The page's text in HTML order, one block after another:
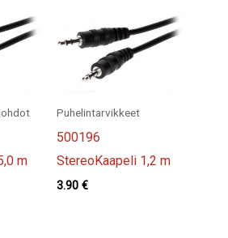
m
Puhelintarvikkeet
500196
StereoKaapeli 1,2 m
3.90 €